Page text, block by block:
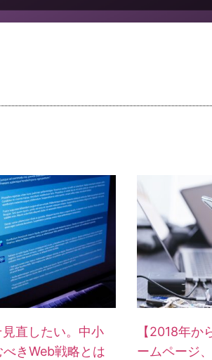
直したい。中小
きWeb戦略とは
【2018年か
ームページ